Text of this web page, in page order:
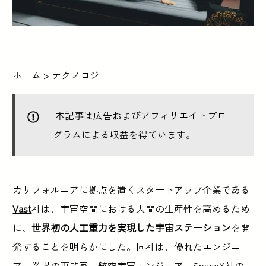
ホーム > テクノロジー
本記事は広告およびアフィリエイトプロ
グラムによる収益を得ています。
カリフォルニアに拠点を置くスタートアップ企業である
Vast社は、宇宙空間における人間の生産性を高めるため
に、世界初の人工重力を実現した宇宙ステーションを開
発することを明らかにした。同社は、優れたエンジニ